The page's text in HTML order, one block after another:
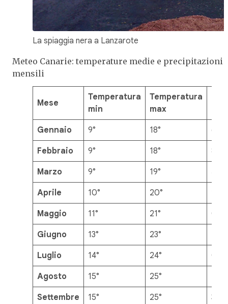
La spiaggia nera a Lanzarote
Meteo Canarie: temperature medie e precipitazioni
mensili
Mese
Temperatura
min
Temperatura
max
Gennaio 9° 18°
Febbraio 9° 18°
Marzo 9° 19°
Aprile 10° 20°
Maggio 11° 21°
Giugno 13° 23°
Luglio 14° 24°
Agosto 15° 25°
Settembre 15° 25° 3mm